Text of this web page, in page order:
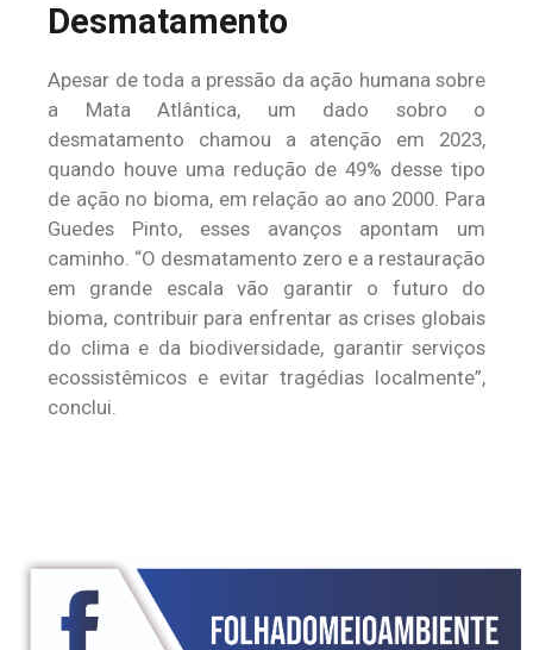
Desmatamento
Apesar de toda a pressão da ação humana sobre
a Mata Atlântica, um dado sobro o
desmatamento chamou a atenção em 2023,
quando houve uma redução de 49% desse tipo
de ação no bioma, em relação ao ano 2000. Para
Guedes Pinto, esses avanços apontam um
caminho. “O desmatamento zero e a restauração
em grande escala vão garantir o futuro do
bioma, contribuir para enfrentar as crises globais
do clima e da biodiversidade, garantir serviços
ecossistêmicos e evitar tragédias localmente”,
conclui.